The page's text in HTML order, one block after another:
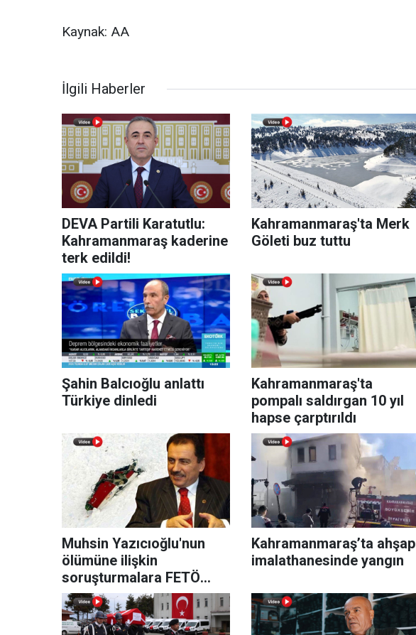
Kaynak: AA
İlgili Haberler
DEVA Partili Karatutlu:
Kahramanmaraş kaderine
terk edildi!
Kahramanmaraş'ta Merk
Göleti buz tuttu
Şahin Balcıoğlu anlattı
Türkiye dinledi
Kahramanmaraş'ta
pompalı saldırgan 10 yıl
hapse çarptırıldı
Muhsin Yazıcıoğlu'nun
ölümüne ilişkin
soruşturmalara FETÖ
müdahalesiyle ilgili
davaya devam edildi
Kahramanmaraş’ta ahşap
imalathanesinde yangın